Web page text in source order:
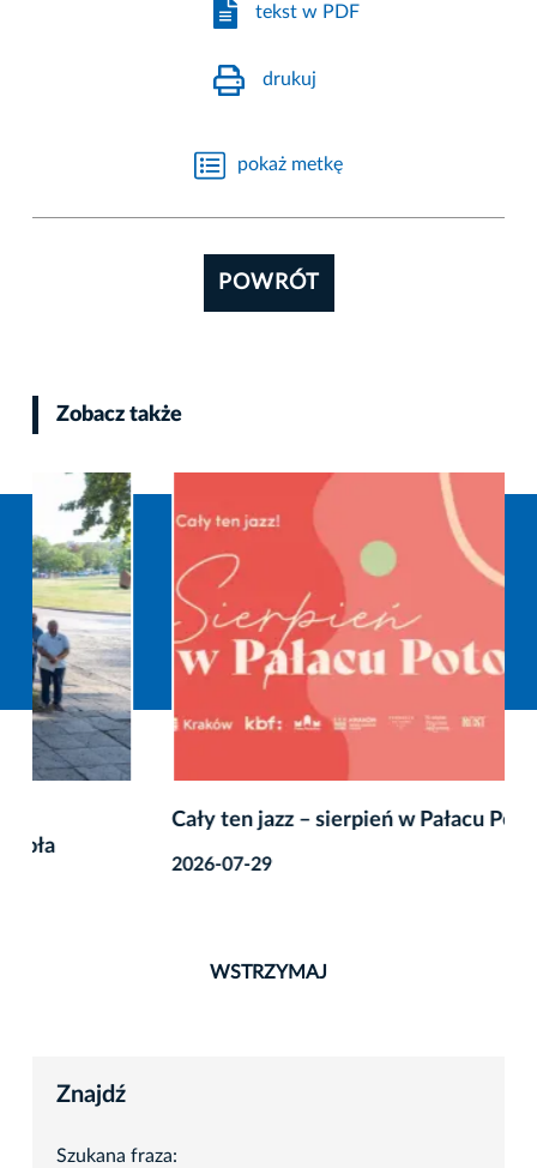
tekst w PDF
drukuj
pokaż metkę
POWRÓT
Zobacz także
Cały ten jazz – sierpień w Pałacu Potockich
WSTRZYMAJ
Znajdź
Szukana fraza: